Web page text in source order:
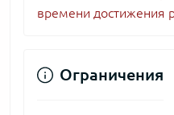
времени достижения
Ограничения